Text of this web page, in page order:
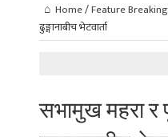
Home/Feature
ढुङ्गानाबीच भेटवार्ता
सभामुख महरा र